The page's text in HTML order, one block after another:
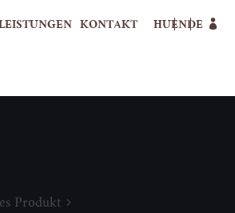
KONTAKT HUENDE
Produkt